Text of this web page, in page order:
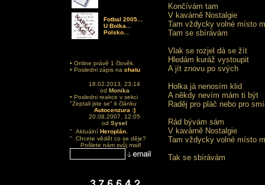
Fotbal 2005...
U Bolka...
Polsko...
• Online právě 1 člověk.
• Posledni zápis na chatu
18.02.2013, 23:14
od Monika
• Posledni reakce v sekci
"Zeptali jste se" k článku
Autocenzura :)
20.08.2007, 12:05
od Sysel
" Aktuální Heroplán.
" Chcete vědět co se děje?
Pošlete nám svůj mail!
Končívám tam
V kavárně Nostalgie
Tam vždycky volné místo
Tam se sbírávám
Vlak se rozjel dá se žít
Hledám kuráž vystoupit
A jít znovu po svých
Holka já nenosím klid
A někdy nevím mám ti být
Raděj pro pláč nebo pro
Rád bývám sám
V kavárně Nostalgie
Tam vždycky volné místo
Tak se sbírávám